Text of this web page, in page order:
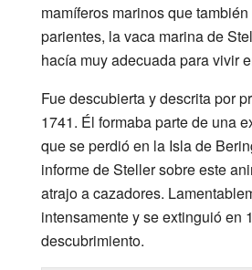
mamíferos marinos que
parientes, la vaca marina de
hacía muy adecuada para vivir
Fue descubierta y descrita por
1741. Él formaba parte de una
que se perdió en la Isla de
informe de Steller sobre este
atrajo a cazadores.
intensamente y se extinguió en
descubrimiento.